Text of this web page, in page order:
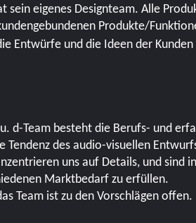
sein eigenes Designteam. Alle
Produkte/
Entwürfe und die Ideen der
d-Team besteht die Berufs- und
Tendenz des audio-visuellen
uns auf Details, und sind
Marktbedarf zu erfüllen.
Team ist zu den Vorschlägen offen.